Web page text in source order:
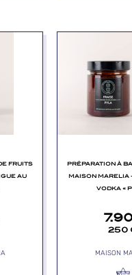
FRUITS
AU
PRÉPARATION À
MAISON MARELIA
VODKA «
250
MAISON